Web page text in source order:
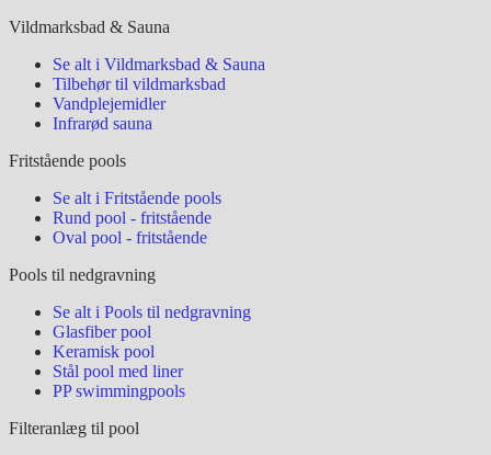
Vildmarksbad & Sauna
Se alt i Vildmarksbad & Sauna
Tilbehør til vildmarksbad
Vandplejemidler
Infrarød sauna
Fritstående pools
Se alt i Fritstående pools
Rund pool - fritstående
Oval pool - fritstående
Pools til nedgravning
Se alt i Pools til nedgravning
Glasfiber pool
Keramisk pool
Stål pool med liner
PP swimmingpools
Filteranlæg til pool